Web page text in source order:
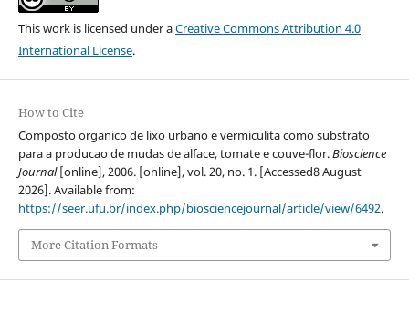
This work is licensed under aCreative Commons Attribution 4.0
International License.
How to Cite
Composto organico de lixo urbano e vermiculita como substrato
para a producao de mudas de alface, tomate e couve-flor.Bioscience
Journal[online], 2006. [online], vol. 20, no. 1. [Accessed8 August
2026]. Available from:
https://seer.ufu.br/index.php/biosciencejournal/article/view/6492.
More Citation Formats